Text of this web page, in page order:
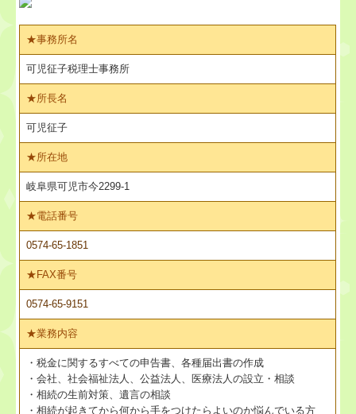
建設業用会計情報DB
お問合せ
求人情報
★事務所名
可児征子税理士事務所
★所長名
可児征子
★所在地
岐阜県可児市今2299-1
★電話番号
0574-65-1851
★ FAX番号
0574-65-9151
★業務内容
・税金に関するすべての申告書、各種届出書の作成
・会社、社会福祉法人、公益法人、医療法人の設立・相談
・相続の生前対策、遺言の相談
・相続が起きてから何から手をつけたらよいのか悩んでいる方